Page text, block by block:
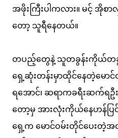
အဖိုးကြီးပါကလား။ မင့် အိုစ
တော့ သူရီနေတယ်။
တပည့်တွေနဲ့ သူတခွန်းကိုယ်တခွန်း
ရှေ့ဆုံးတန်းမှာထိုင်နေတဲ့မော
ရအောင်၊ ဆရာကခရီးဆက်ရဦး
တော့မှ အားလုံးကိုယ်နေဟန်ပ
ရှေ့က မောင်ဝမ်းတိုင်ပေးတဲ့အ